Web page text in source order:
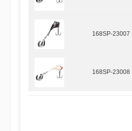
168SP-23007
168SP-23008